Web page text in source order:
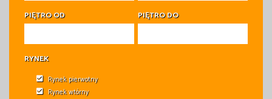
PIĘTRO OD PIĘTRO DO
RYNEK
Rynek pierwotny
Rynek wtórny